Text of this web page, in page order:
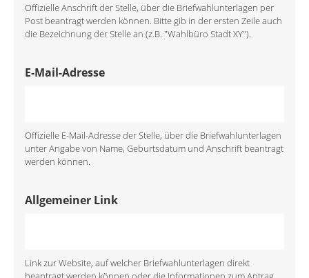
Offizielle Anschrift der Stelle, über die Briefwahlunterlagen per
Post beantragt werden können. Bitte gib in der ersten Zeile auch
die Bezeichnung der Stelle an (z.B. "Wahlbüro Stadt XY").
E-Mail-Adresse
Offizielle E-Mail-Adresse der Stelle, über die Briefwahlunterlagen
unter Angabe von Name, Geburtsdatum und Anschrift beantragt
werden können.
Allgemeiner Link
Link zur Website, auf welcher Briefwahlunterlagen direkt